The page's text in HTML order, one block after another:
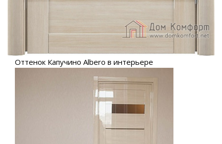
Оттенок Капучино Albero в интерьере